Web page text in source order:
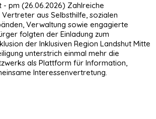
- pm (26.06.2026) Zahlreiche
aus Selbsthilfe, sozialen
Verwaltung sowie engagierte
folgten der Einladung zum
der Inklusiven Region Landshut Mitte
unterstrich einmal mehr die
als Plattform für Information,
Interessenvertretung.